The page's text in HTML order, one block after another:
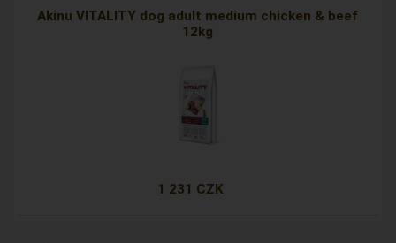
Akinu VITALITY dog adult medium chicken & beef
12kg
1 231 CZK